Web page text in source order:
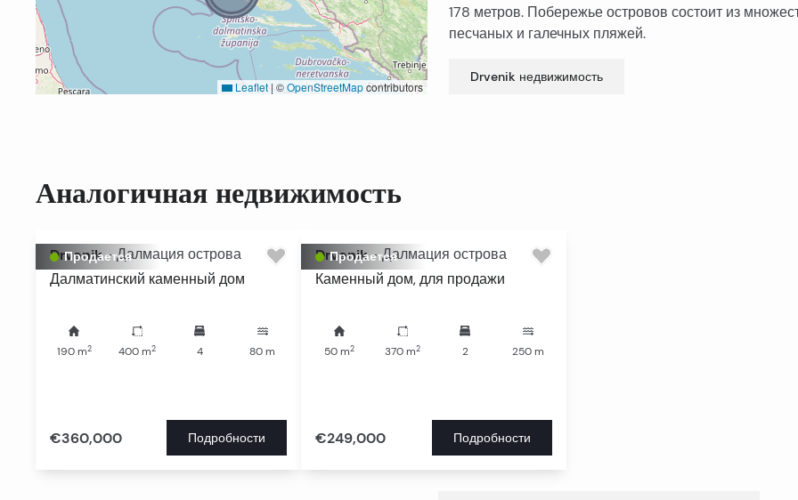
Leaflet | ©OpenStreetMapcontributors
178 метров. Побережье островов состоит из
песчаных и галечных пляжей.
Drvenik недвижимость
Аналогичная недвижимость
Продается
Drvenik - Далмация острова
Далматинский каменный дом
190m2 400m2 4 80 m
€360,000 Подробности
Продается
Drvenik - Далмация острова
Каменный дом, для продажи
50 m2 370m2 2 250m
€249,000 Подробности